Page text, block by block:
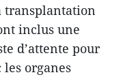
inclus une
d’attente pour
organes